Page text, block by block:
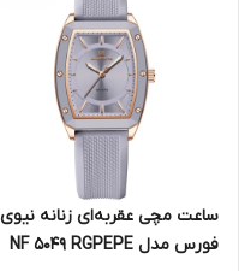
ساعت مچی عقربه‌ای زنانه نیوی
فورس مدل NF 5049 RGPEPE